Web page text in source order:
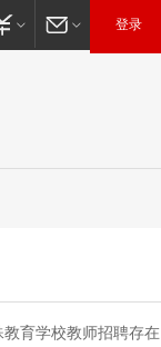
登录
在违规行为”：已启动问责程序 副校长被停职